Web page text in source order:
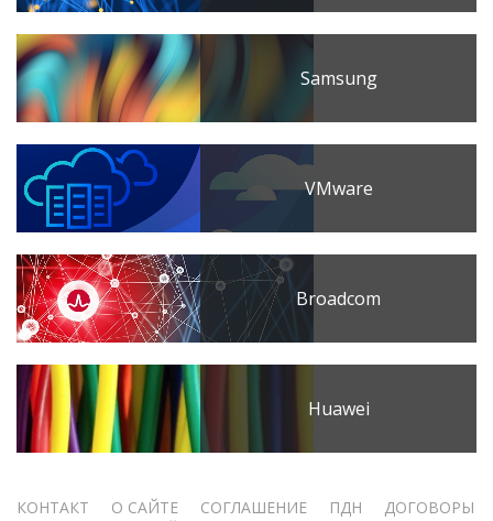
Samsung
VMware
Broadcom
Huawei
КОНТАКТ О САЙТЕ СОГЛАШЕНИЕ ПДН
ДОГОВОРЫ